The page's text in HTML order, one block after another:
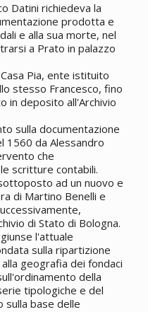
Datini richiedeva la
prodotta e
e alla sua morte, nel
a Prato in palazzo
Pia, ente istituito
stesso Francesco, fino
in deposito all'Archivio
sulla documentazione
1560 da Alessandro
che
scritture contabili.
ad un nuovo e
di Martino Benelli e
di Stato di Bologna.
l'attuale
sulla ripartizione
geografia dei fondaci
della
tipologiche e del
sulla base delle